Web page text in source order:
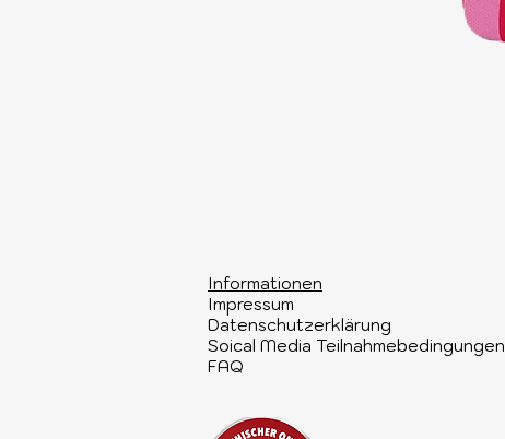
Informationen​
Impressum
Datenschutzerklärung
Soical Media Teilnahmebedingungen
FAQ